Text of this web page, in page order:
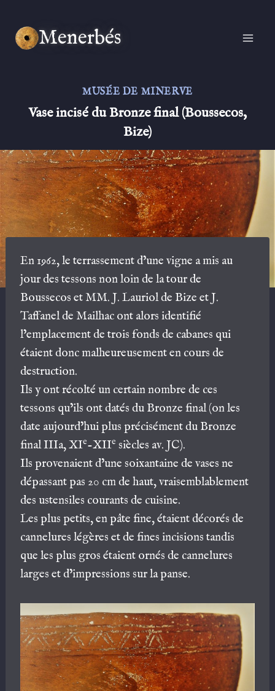
contenuMenerbés
MUSÉE DE MINERVE
Vase incisé du Bronze final (Boussecos,
Bize)
En 1962, le terrassement d’une vigne a mis au
jour des tessons non loin de la tour de
Boussecos et MM. J. Lauriol de Bize et J.
Taffanel de Mailhac ont alors identifié
l’emplacement de trois fonds de cabanes qui
étaient donc malheureusement en cours de
destruction.
Ils y ont récolté un certain nombre de ces
tessons qu’ils ont datés du Bronze final (on les
date aujourd’hui plus précisément du Bronze
final IIIa, XIe-XIIe siècles av. JC).
Ils provenaient d’une soixantaine de vases ne
dépassant pas 20 cm de haut, vraisemblablement
des ustensiles courants de cuisine.
Les plus petits, en pâte fine, étaient décorés de
cannelures légères et de fines incisions tandis
que les plus gros étaient ornés de cannelures
larges et d’impressions sur la panse.